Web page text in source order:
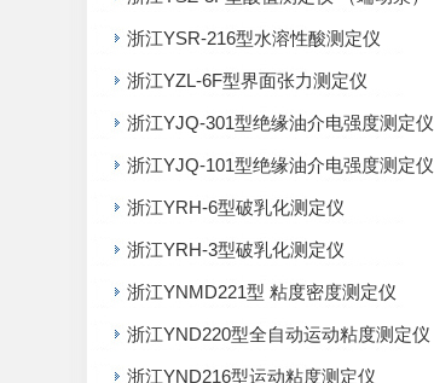
浙江YSR-216型水溶性酸测定仪
浙江YZL-6F型界面张力测定仪
浙江YJQ-301型绝缘油介电强度测定仪
浙江YJQ-101型绝缘油介电强度测定仪
浙江YRH-6型破乳化测定仪
浙江YRH-3型破乳化测定仪
浙江YNMD221型 粘度密度测定仪
浙江YND220型全自动运动粘度测定仪
浙江YND216型运动粘度测定仪